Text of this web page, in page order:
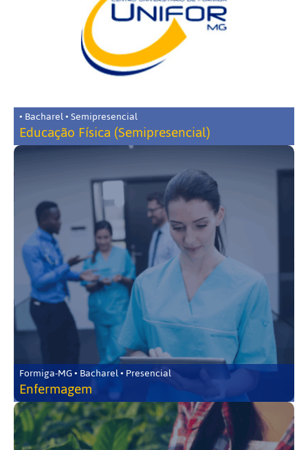
• Bacharel • Semipresencial
Educação Física (Semipresencial)
Formiga-MG • Bacharel • Presencial
Enfermagem